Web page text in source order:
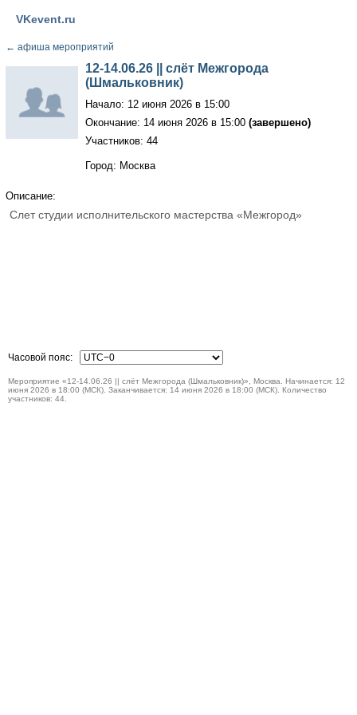
VKevent.ru
← афиша мероприятий
12-14.06.26 || слёт Межгорода
(Шмальковник)
Начало: 12 июня 2026 в 15:00
Окончание: 14 июня 2026 в 15:00 (завершено)
Участников: 44
Город: Москва
Описание:
Слет студии исполнительского мастерства «Межгород»
Часовой пояс:
Мероприятие «12-14.06.26 || слёт Межгорода (Шмальковник)», Москва. Начинается: 12
июня 2026 в 18:00 (МСК). Заканчивается: 14 июня 2026 в 18:00 (МСК). Количество
участников: 44.